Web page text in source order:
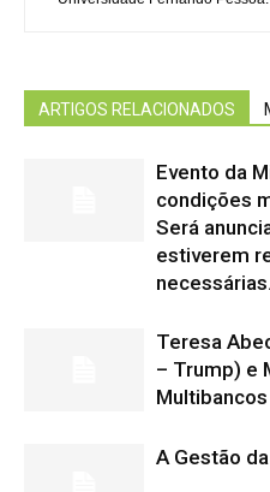
ARTIGOS RELACIONADOS
Evento da
condições
Será
estiverem
necessárias.
Teresa
– Trump) e
A Gestão